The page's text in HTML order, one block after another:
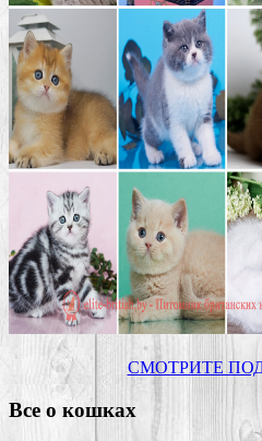
СМОТРИТЕ
Все о кошках